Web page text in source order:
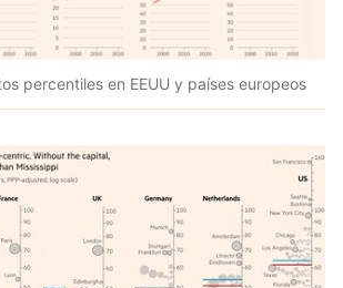
percentiles en EEUU y países europeos